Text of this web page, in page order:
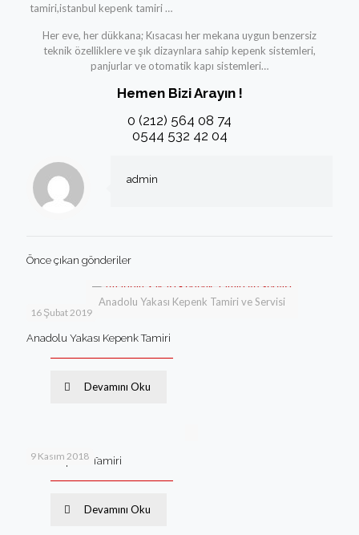
tamiri,istanbul kepenk tamiri …
Her eve, her dükkana; Kısacası her mekana uygun benzersiz
teknik özelliklere ve şık dizaynlara sahip kepenk sistemleri,
panjurlar ve otomatik kapı sistemleri…
Hemen Bizi Arayın !
0 (212) 564 08 74
0544 532 42 04
admin
Önce çıkan gönderiler
Anadolu Yakası Kepenk Tamiri ve Servisi
16 Şubat 2019
Anadolu Yakası Kepenk Tamiri
Devamını Oku
9 Kasım 2018
İzmir Kepenk Tamiri
Devamını Oku